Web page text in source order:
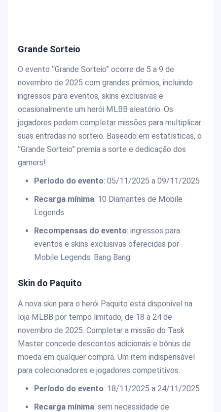
Grande Sorteio
O evento “Grande Sorteio” ocorre de 5 a 9 de
novembro de 2025 com grandes prêmios, incluindo
ingressos para eventos, skins exclusivas e
ocasionalmente um herói MLBB aleatório. Os
jogadores podem completar missões para multiplicar
suas entradas no sorteio. Baseado em estatísticas, o
“Grande Sorteio” premia a sorte e dedicação dos
gamers!
Período do evento: 05/11/2025 a 09/11/2025
Recarga mínima: 10 Diamantes de Mobile
Legends
Recompensas do evento: ingressos para
eventos e skins exclusivas oferecidas por
Mobile Legends: Bang Bang
Skin do Paquito
A nova skin para o herói Paquito está disponível na
loja MLBB por tempo limitado, de 18 a 24 de
novembro de 2025. Completar a missão do Task
Master concede descontos adicionais e bônus de
moeda em qualquer compra. Um item indispensável
para colecionadores e jogadores competitivos.
Período do evento: 18/11/2025 a 24/11/2025
Recarga mínima: sem necessidade de